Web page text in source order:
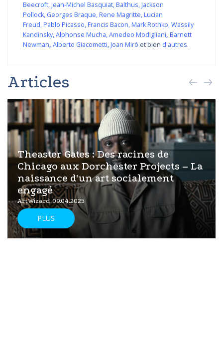
Beecroft,Jean-Michel Basquiat,Balthus,Jackson
Pollock, Georges Braque,Rene Magritte,Lucian
Freud,Pablo Picasso,Francis Bacon,Mark Rothko,Wassily
Kandinsky,Alphonse Mucha,Amedeo Modigliani, Barnett
Newman, Alberto Giacometti,Joan Miró et bien d'autres.
Articles
Theaster Gates : Des racines de
Chicago aux Dorchester Projects – La
naissance d'un art socialement
engagé
ArtWizard 09.04.2025
PLUS